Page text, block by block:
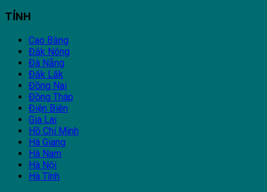
TỈNH
Cao Bằng
Đắk Nông
Đà Nẵng
Đắk Lắk
Đồng Nai
Đồng Tháp
Điện Biên
Gia Lai
Hồ Chí Minh
Hà Giang
Hà Nam
Hà Nội
Hà Tĩnh